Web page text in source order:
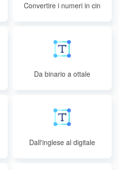
Convertire i numeri in cin
Da binario a ottale
Dall'inglese al digitale